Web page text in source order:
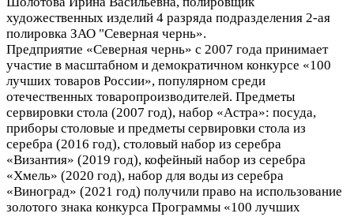
художественных изделий 4 разряда подразделения 2-ая
полировка ЗАО "Северная чернь».
Предприятие «Северная чернь» с 2007 года принимает
участие в масштабном и демократичном конкурсе «100
лучших товаров России», популярном среди
отечественных товаропроизводителей. Предметы
сервировки стола (2007 год), набор «Астра»: посуда,
приборы столовые и предметы сервировки стола из
серебра (2016 год), столовый набор из серебра
«Византия» (2019 год), кофейный набор из серебра
«Хмель» (2020 год), набор для воды из серебра
«Виноград» (2021 год) получили право на использование
золотого знака конкурса Программы «100 лучших